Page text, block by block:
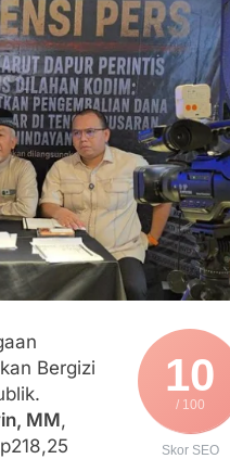
Nasional TKBM: “Belum
P2L, dan Gotong
Polisi Pastikan
KM Mutiara
10
/ 100
Skor SEO
Bergizi
MM,